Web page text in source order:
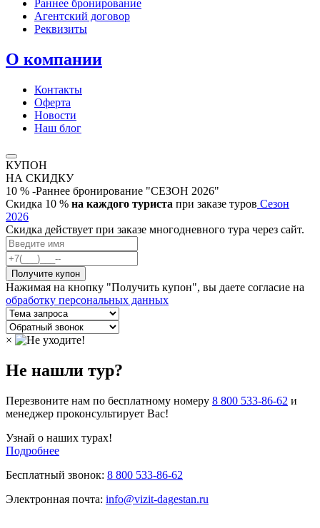
Раннее бронирование
Агентский договор
Реквизиты
О компании
Контакты
Оферта
Новости
Наш блог
КУПОН
НА СКИДКУ
10 % -Раннее бронирование "СЕЗОН 2026"
Скидка 10 % на каждого туриста при заказе туров Сезон
2026
Скидка действует при заказе многодневного тура через сайт.
Нажимая на кнопку "Получить купон", вы даете согласие на
обработку персональных данных
×
Не нашли тур?
Перезвоните нам по бесплатному номеру 8 800 533-86-62 и
менеджер проконсультирует Вас!
Узнай о наших турах!
Подробнее
Бесплатный звонок: 8 800 533-86-62
Электронная почта: info@vizit-dagestan.ru